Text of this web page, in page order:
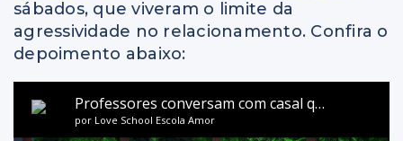
sábados, que viveram o limite da
agressividade no relacionamento. Confira o
depoimento abaixo: